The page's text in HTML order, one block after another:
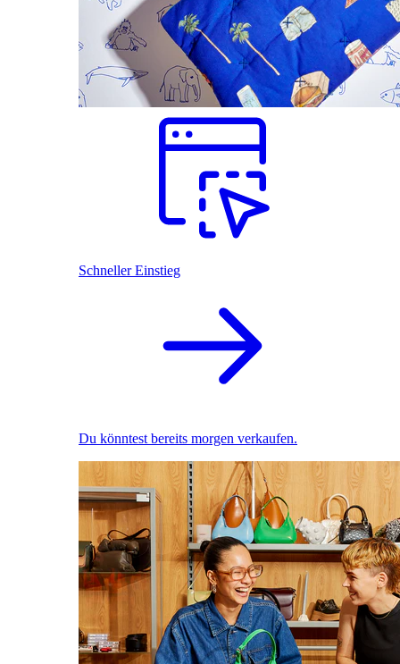
Schneller Einstieg
Du könntest bereits morgen verkaufen.